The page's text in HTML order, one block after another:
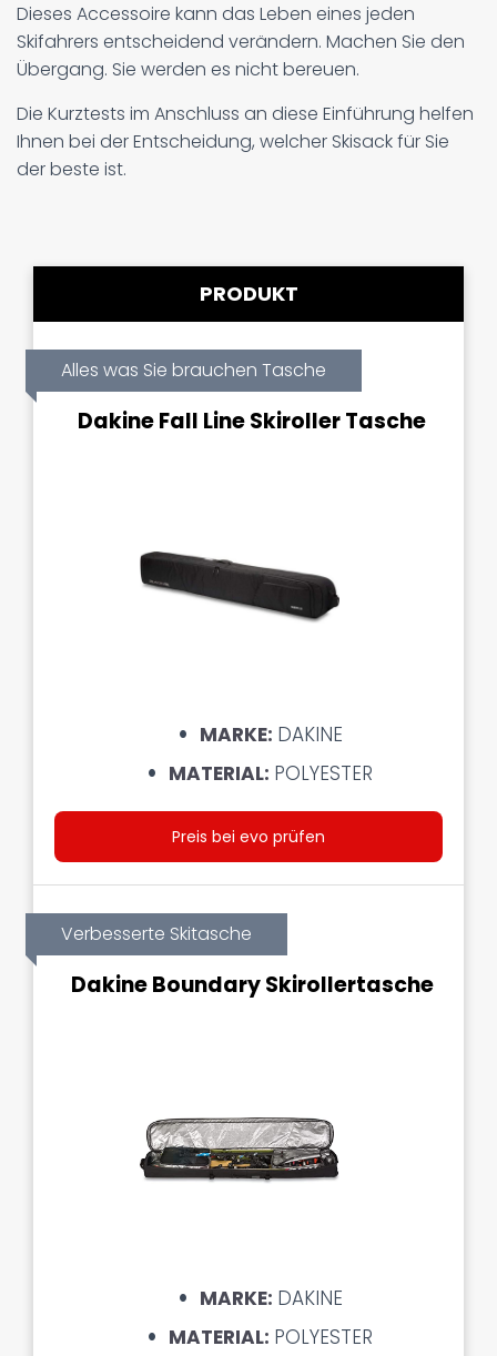
Dieses Accessoire kann das Leben eines jeden
Skifahrers entscheidend verändern. Machen Sie den
Übergang. Sie werden es nicht bereuen.
Die Kurztests im Anschluss an diese Einführung helfen
Ihnen bei der Entscheidung, welcher Skisack für Sie
der beste ist.
PRODUKT
Alles was Sie brauchen Tasche
Dakine Fall Line Skiroller Tasche
MARKE: DAKINE
MATERIAL: POLYESTER
Preis bei evo prüfen
Verbesserte Skitasche
Dakine Boundary Skirollertasche
MARKE: DAKINE
MATERIAL: POLYESTER